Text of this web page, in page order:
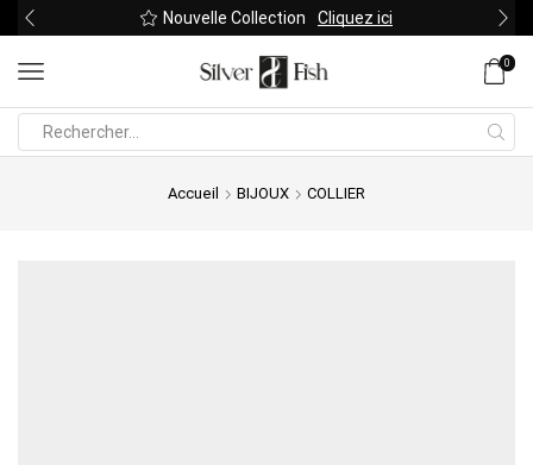
Nouvelle Collection Cliquez ici
0
Accueil BIJOUX COLLIER